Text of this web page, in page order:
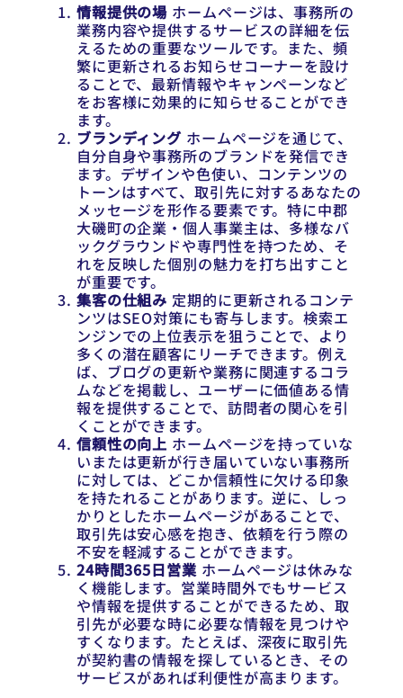
情報提供の場 ホームページは、事務所の
業務内容や提供するサービスの詳細を伝
えるための重要なツールです。また、頻
繁に更新されるお知らせコーナーを設け
ることで、最新情報やキャンペーンなど
をお客様に効果的に知らせることができ
ます。
ブランディング ホームページを通じて、
自分自身や事務所のブランドを発信でき
ます。デザインや色使い、コンテンツの
トーンはすべて、取引先に対するあなたの
メッセージを形作る要素です。特に中郡
大磯町の企業・個人事業主は、多様なバ
ックグラウンドや専門性を持つため、そ
れを反映した個別の魅力を打ち出すこと
が重要です。
集客の仕組み 定期的に更新されるコンテ
ンツはSEO対策にも寄与します。検索エ
ンジンでの上位表示を狙うことで、より
多くの潜在顧客にリーチできます。例え
ば、ブログの更新や業務に関連するコラ
ムなどを掲載し、ユーザーに価値ある情
報を提供することで、訪問者の関心を引
くことができます。
信頼性の向上 ホームページを持っていな
いまたは更新が行き届いていない事務所
に対しては、どこか信頼性に欠ける印象
を持たれることがあります。逆に、しっ
かりとしたホームページがあることで、
取引先は安心感を抱き、依頼を行う際の
不安を軽減することができます。
24時間365日営業ホームページは休みな
く機能します。営業時間外でもサービス
や情報を提供することができるため、取
引先が必要な時に必要な情報を見つけや
すくなります。たとえば、深夜に取引先
が契約書の情報を探しているとき、その
サービスがあれば利便性が高まります。